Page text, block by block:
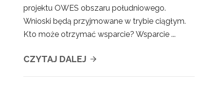
projektu OWES obszaru południowego.
Wnioski będą przyjmowane w trybie ciągłym.
Kto może otrzymać wsparcie? Wsparcie ...
CZYTAJ DALEJ